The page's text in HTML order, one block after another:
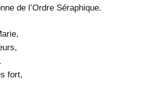
de l’Ordre Séraphique.
fort,